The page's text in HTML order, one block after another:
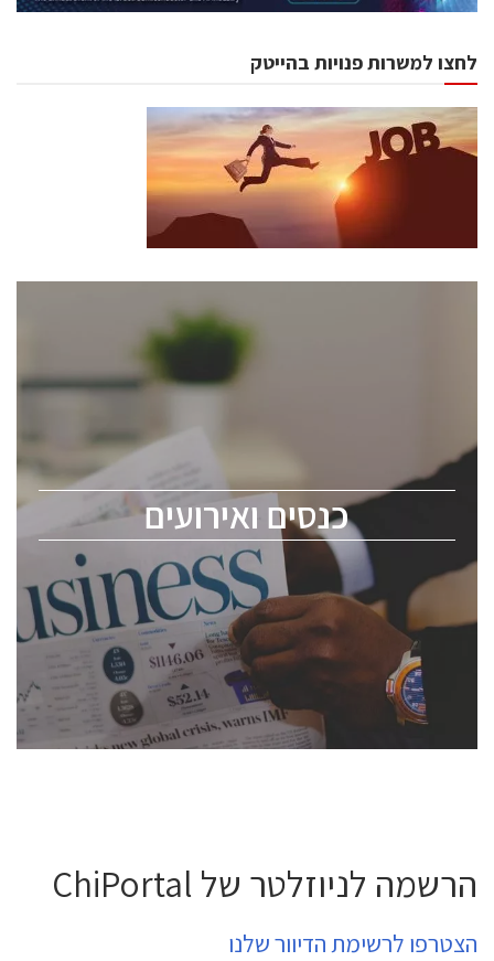
לחצו למשרות פנויות בהייטק
כנסים ואירועים
כנסים ואירועים
לכל העוסקים בתעשיית הסמיקונדקטור כולל מהנדסים,
ChipEx2026 will be held on May 12-13, 2026. The
conference is intended for everyone involved in the
semiconductor industry, including engineers,
professional experts, and senior executives.
לחץ לפרטים
הרשמה לניוזלטר של ChiPortal
הצטרפו לרשימת הדיוור שלנו